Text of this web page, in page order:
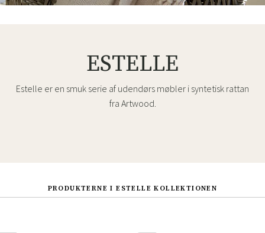
ESTELLE
Estelle er en smuk serie af udendørs møbler i syntetisk rattan
fra Artwood.
PRODUKTERNE I ESTELLE KOLLEKTIONEN